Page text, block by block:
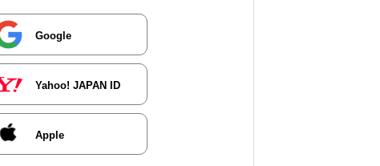
Google
Yahoo! JAPAN ID
Apple